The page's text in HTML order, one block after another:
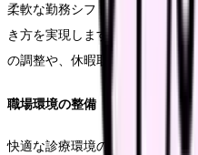
柔軟な勤務シフトの導入により
き方を実現します。特に、育児
の調整や、休暇取得の促進が重要
職場環境の整備
快適な診療環境の整備は、医師